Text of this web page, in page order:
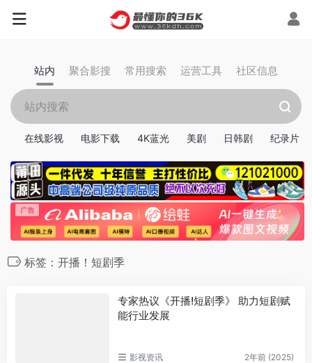
站内 聚合影搜 常用搜索 运营工具 社区信息
在线影视 电影下载 4K蓝光 美剧 日韩剧 纪录片
标签：开播！短剧季
专家热议《开播!短剧季》 助力短剧赋
能行业发展
影视资讯 2年前 (2025)